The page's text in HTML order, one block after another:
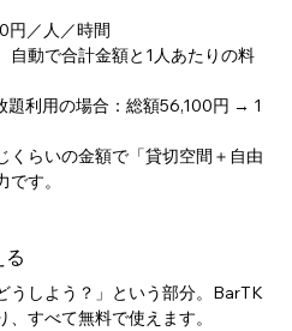
円／人／時間
自動で合計金額と1人あたりの料
利用の場合：総額56,100円 → 1
くらいの金額で「貸切空間＋自由
す。
うしよう？」という部分。BarTK
すべて無料で使えます。